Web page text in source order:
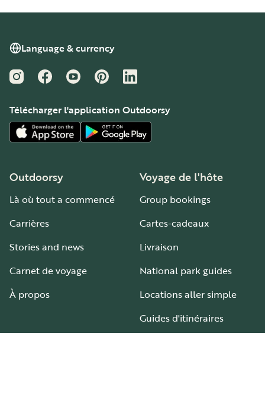
Language & currency
InstagramFacebookYouTubePinterestLinkedIn
Télécharger l'application Outdoorsy
Outdoorsy
Là où tout a commencé
Carrières
Stories and news
Carnet de voyage
À propos
Voyage de l'hôte
Group bookings
Cartes-cadeaux
Livraison
National park guides
Locations aller simple
Guides d'itinéraires